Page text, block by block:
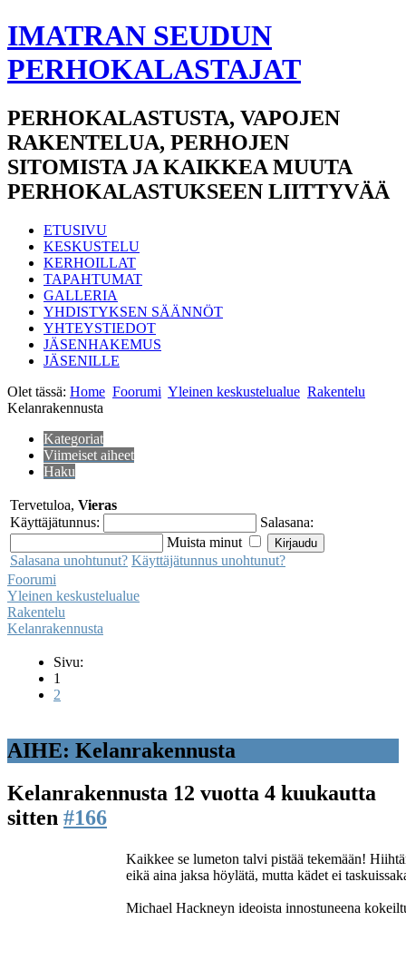
IMATRAN SEUDUN
PERHOKALASTAJAT
PERHOKALASTUSTA, VAPOJEN
RAKENTELUA, PERHOJEN
SITOMISTA JA KAIKKEA MUUTA
PERHOKALASTUKSEEN LIITTYVÄÄ
ETUSIVU
KESKUSTELU
KERHOILLAT
TAPAHTUMAT
GALLERIA
YHDISTYKSEN SÄÄNNÖT
YHTEYSTIEDOT
JÄSENHAKEMUS
JÄSENILLE
Olet tässä: Home Foorumi Yleinen keskustelualue Rakentelu
Kelanrakennusta
Kategoriat
Viimeiset aiheet
Haku
Tervetuloa, Vieras
Käyttäjätunnus:
Salasana:
Muista minut
Salasana unohtunut? Käyttäjätunnus unohtunut?
Foorumi
Yleinen keskustelualue
Rakentelu
Kelanrakennusta
Sivu:
1
2
AIHE: Kelanrakennusta
Kelanrakennusta 12 vuotta 4 kuukautta
sitten #166
Kaikkee se lumeton talvi pistää tekemään!
eikä aina jaksa höylätä, mutta kädet ei
Michael Hackneyn ideoista innostuneena